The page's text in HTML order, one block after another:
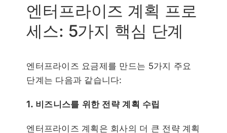
엔터프라이즈 계획 프로
세스: 5가지 핵심 단계
엔터프라이즈 요금제를 만드는 5가지 주요
단계는 다음과 같습니다:
1. 비즈니스를 위한 전략 계획 수립
엔터프라이즈 계획은 회사의 더 큰 전략 계획